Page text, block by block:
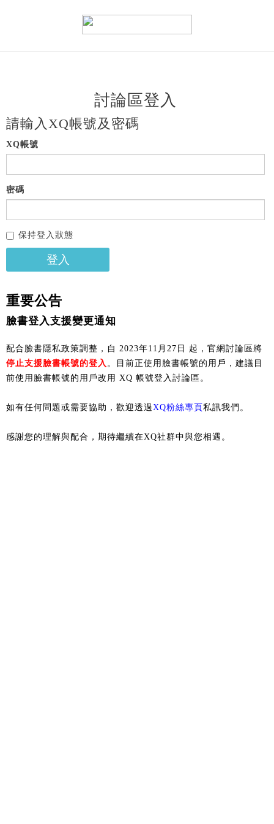
討論區登入
請輸入XQ帳號及密碼
XQ帳號
密碼
保持登入狀態
登入
重要公告
臉書登入支援變更通知
配合臉書隱私政策調整，自 2023年11月27日 起，官網討論區將
停止支援臉書帳號的登入 。目前正使用臉書帳號的用戶，建議目
前使用臉書帳號的用戶改用 XQ 帳號登入討論區。
如有任何問題或需要協助，歡迎透過XQ粉絲專頁 私訊我們。
感謝您的理解與配合，期待繼續在XQ社群中與您相遇。